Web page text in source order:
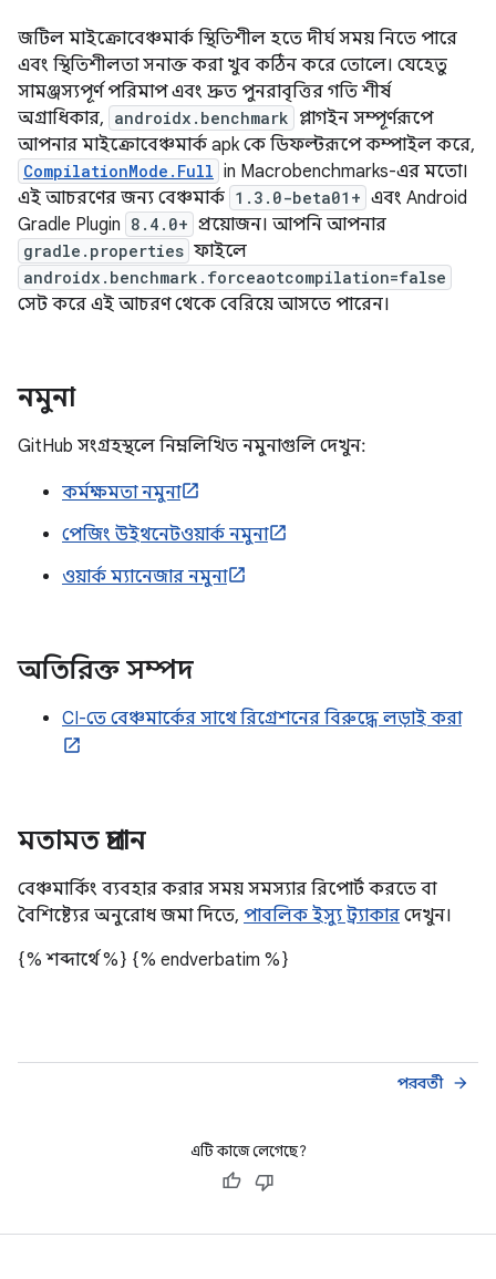
জটিল মাইক্রোবেঞ্চমার্ক স্থিতিশীল হতে দীর্ঘ সময় নিতে পারে
এবং স্থিতিশীলতা সনাক্ত করা খুব কঠিন করে তোলে। যেহেতু
সামঞ্জস্যপূর্ণ পরিমাপ এবং দ্রুত পুনরাবৃত্তির গতি শীর্ষ
অগ্রাধিকার, androidx.benchmark প্লাগইন সম্পূর্ণরূপে
আপনার মাইক্রোবেঞ্চমার্ক apk কে ডিফল্টরূপে কম্পাইল করে,
CompilationMode.Full in Macrobenchmarks-এর মতো।
এই আচরণের জন্য বেঞ্চমার্ক 1.3.0-beta01+ এবং Android
Gradle Plugin 8.4.0+ প্রয়োজন। আপনি আপনার
gradle.properties ফাইলে
androidx.benchmark.forceaotcompilation=false
সেট করে এই আচরণ থেকে বেরিয়ে আসতে পারেন।
নমুনা
GitHub সংগ্রহস্থলে নিম্নলিখিত নমুনাগুলি দেখুন:
কর্মক্ষমতা নমুনা
পেজিং উইথনেটওয়ার্ক নমুনা
ওয়ার্ক ম্যানেজার নমুনা
অতিরিক্ত সম্পদ
CI-তে বেঞ্চমার্কের সাথে রিগ্রেশনের বিরুদ্ধে লড়াই করা
মতামত প্রদান
বেঞ্চমার্কিং ব্যবহার করার সময় সমস্যার রিপোর্ট করতে বা
বৈশিষ্ট্যের অনুরোধ জমা দিতে, পাবলিক ইস্যু ট্র্যাকার দেখুন।
{% শব্দার্থে %} {% endverbatim %}
পরবর্তী arrow_forward
এটি কাজে লেগেছে?